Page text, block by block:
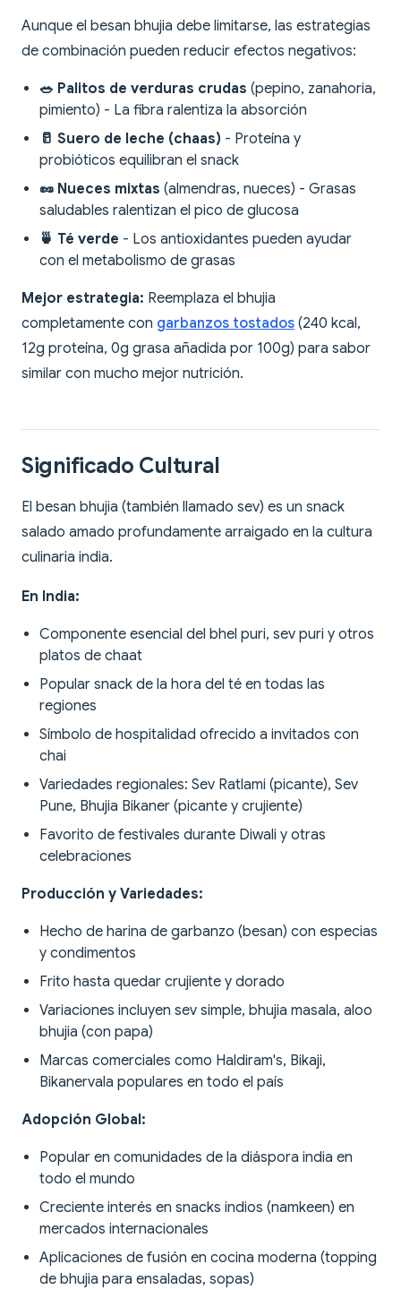
Aunque el besan bhujia debe limitarse, las estrategias
de combinación pueden reducir efectos negativos:
🥗 Palitos de verduras crudas (pepino, zanahoria,
pimiento) - La fibra ralentiza la absorción
🥛 Suero de leche (chaas) - Proteína y
probióticos equilibran el snack
🥜 Nueces mixtas (almendras, nueces) - Grasas
saludables ralentizan el pico de glucosa
🍵 Té verde - Los antioxidantes pueden ayudar
con el metabolismo de grasas
Mejor estrategia: Reemplaza el bhujia
completamente con garbanzos tostados (240 kcal,
12g proteína, 0g grasa añadida por 100g) para sabor
similar con mucho mejor nutrición.
Significado Cultural
El besan bhujia (también llamado sev) es un snack
salado amado profundamente arraigado en la cultura
culinaria india.
En India:
Componente esencial del bhel puri, sev puri y otros
platos de chaat
Popular snack de la hora del té en todas las
regiones
Símbolo de hospitalidad ofrecido a invitados con
chai
Variedades regionales: Sev Ratlami (picante), Sev
Pune, Bhujia Bikaner (picante y crujiente)
Favorito de festivales durante Diwali y otras
celebraciones
Producción y Variedades:
Hecho de harina de garbanzo (besan) con especias
y condimentos
Frito hasta quedar crujiente y dorado
Variaciones incluyen sev simple, bhujia masala, aloo
bhujia (con papa)
Marcas comerciales como Haldiram's, Bikaji,
Bikanervala populares en todo el país
Adopción Global:
Popular en comunidades de la diáspora india en
todo el mundo
Creciente interés en snacks indios (namkeen) en
mercados internacionales
Aplicaciones de fusión en cocina moderna (topping
de bhujia para ensaladas, sopas)